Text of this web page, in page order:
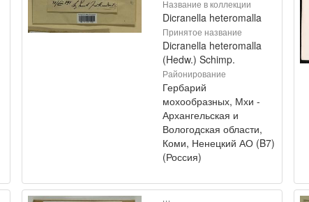
Название в коллекции
Dicranella heteromalla
Принятое название
Dicranella heteromalla
(Hedw.) Schimp.
Районирование
Гербарий
мохообразных, Мхи -
Архангельская и
Вологодская области,
Коми, Ненецкий АО (B7)
(Россия)